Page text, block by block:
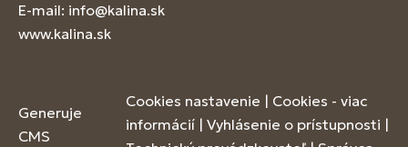
E-mail: info@kalina.sk
www.kalina.sk
Generuje
CMS
Cookies nastavenie | Cookies - viac
informácií | Vyhlásenie o prístupnosti |